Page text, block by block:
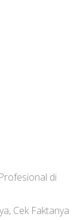
di
Cek Faktanya